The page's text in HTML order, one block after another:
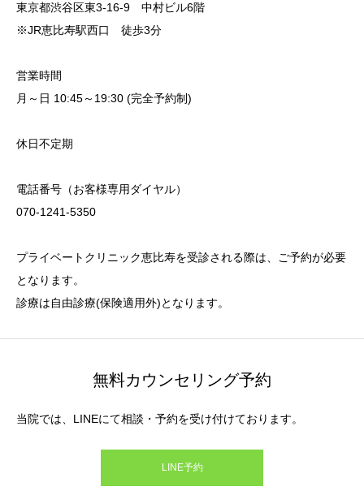
東京都渋谷区東3-16-9 中村ビル6階
※JR恵比寿駅西口 徒歩3分
営業時間
月～日 10:45～19:30 (完全予約制)
休日不定期
電話番号（お客様専用ダイヤル）
070-1241-5350
プライベートクリニック恵比寿を受診される際は、ご予約が必要
となります。
診療は自由診療(保険適用外)となります。
無料カウンセリング予約
当院では、LINEにて相談・予約を受け付けております。
LINE予約